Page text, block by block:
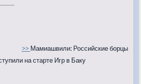
>>Мамиашвили: Российские борцы
на старте Игр в Баку